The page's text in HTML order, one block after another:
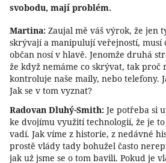
svobodu, mají problém.
Martina: Zaujal mě váš výrok, že jen
skrývají a manipulují veřejností, musí
občan nosí v hlavě. Jenomže druhá
že když nemáme co skrývat, tak proč
kontroluje naše maily, nebo telefony.
Jak se v tom vyznat?
Radovan Dluhý-Smith: Je potřeba si
ke dvojímu využití technologií, že je
vadí. Jak víme z historie, z nedávné
prostě vlády tady bohužel často
jak už jsme se o tom bavili. Pokud je